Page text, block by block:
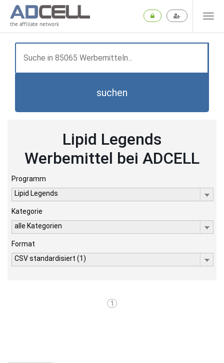
the affiliate network
suchen
Lipid Legends
Werbemittel bei ADCELL
Programm
Lipid Legends
Kategorie
alle Kategorien
Format
CSV standardisiert (1)
1